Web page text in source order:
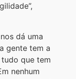
dá uma
gente tem a
que tem
nenhum